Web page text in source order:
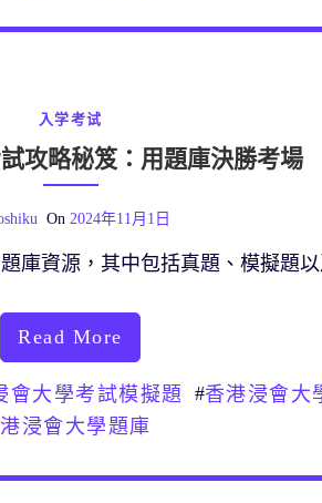
入学考试
攻略秘笈：用題庫決勝考場
On 2024年11月1日
庫資源，其中包括真題、模擬題
Read More
會大學考試模擬題 #香港浸會大
浸會大學題庫